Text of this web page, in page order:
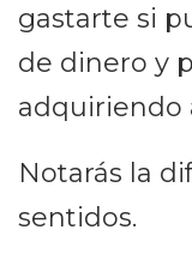
gastarte si
de dinero y
adquiriendo
Notarás la
sentidos.